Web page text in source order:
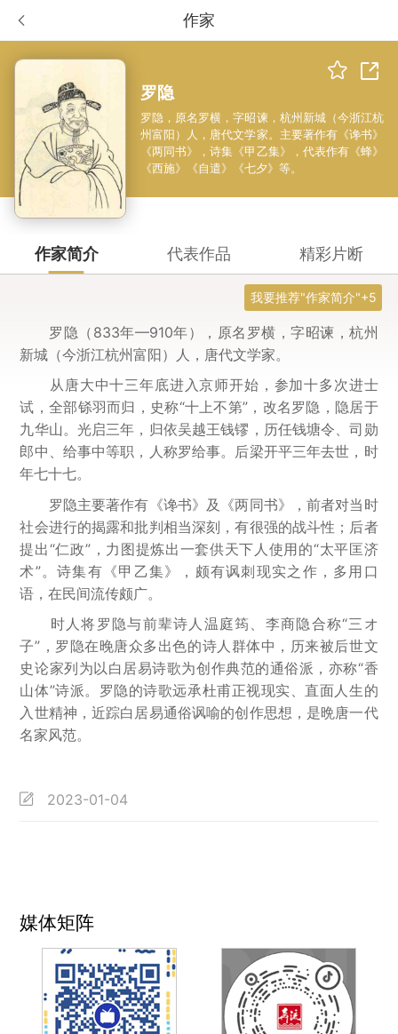
作家
罗隐
罗隐，原名罗横，字昭谏，杭州新城（今浙江杭
州富阳）人，唐代文学家。主要著作有《谗书》
《两同书》，诗集《甲乙集》，代表作有《蜂》
《西施》《自遣》《七夕》等。
作家简介 代表作品 精彩片断
我要推荐"作家简介"+5
罗隐（833年—910年），原名罗横，字昭谏，杭州
新城（今浙江杭州富阳）人，唐代文学家。
从唐大中十三年底进入京师开始，参加十多次进士
试，全部铩羽而归，史称“十上不第”，改名罗隐，隐居于
九华山。光启三年，归依吴越王钱镠，历任钱塘令、司勋
郎中、给事中等职，人称罗给事。后梁开平三年去世，时
年七十七。
罗隐主要著作有《谗书》及《两同书》，前者对当时
社会进行的揭露和批判相当深刻，有很强的战斗性；后者
提出“仁政”，力图提炼出一套供天下人使用的“太平匡济
术”。诗集有《甲乙集》，颇有讽刺现实之作，多用口
语，在民间流传颇广。
时人将罗隐与前辈诗人温庭筠、李商隐合称“三オ
子”，罗隐在晚唐众多出色的诗人群体中，历来被后世文
史论家列为以白居易诗歌为创作典范的通俗派，亦称“香
山体”诗派。罗隐的诗歌远承杜甫正视现实、直面人生的
入世精神，近踪白居易通俗讽喻的创作思想，是晩唐一代
名家风范。
2023-01-04
媒体矩阵